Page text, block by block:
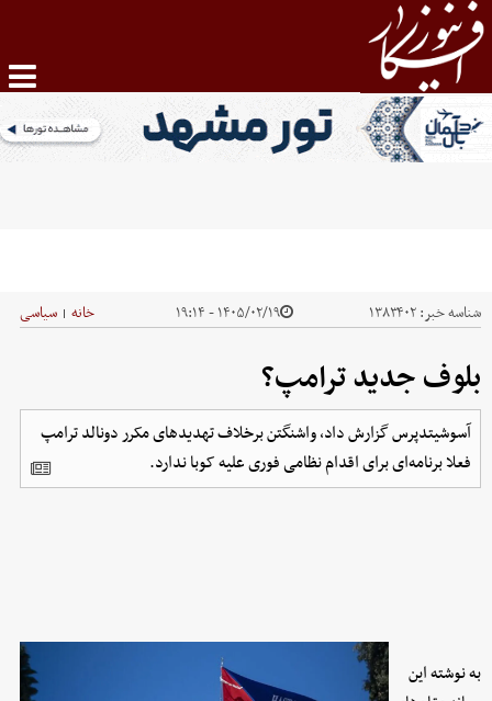
شناسه خبر:۱۳۸۳۴۰۲ ۱۴۰۵/۰۲/۱۹ - ۱۹:۱۴ خانه | سیاسی
بلوف جدید ترامپ؟
آسوشیتدپرس گزارش داد، واشنگتن برخلاف تهدیدهای مکرر دونالد ترامپ
فعلا برنامه‌ای برای اقدام نظامی فوری علیه کوبا ندارد.
به نوشته این